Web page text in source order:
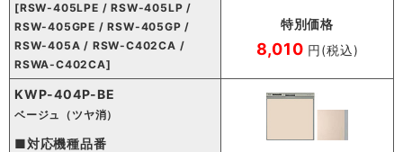
[RSW-405LPE / RSW-405LP /
RSW-405GPE / RSW-405GP /
RSW-405A / RSW-C402CA /
RSWA-C402CA]
特別価格
8,010 円(税込)
KWP-404P-BE
ベージュ（ツヤ消）
■対応機種品番